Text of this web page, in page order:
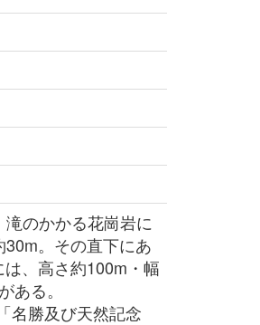
のかかる花崗岩に
。その直下にあ
、高さ約100m・幅
ある。
名勝及び天然記念